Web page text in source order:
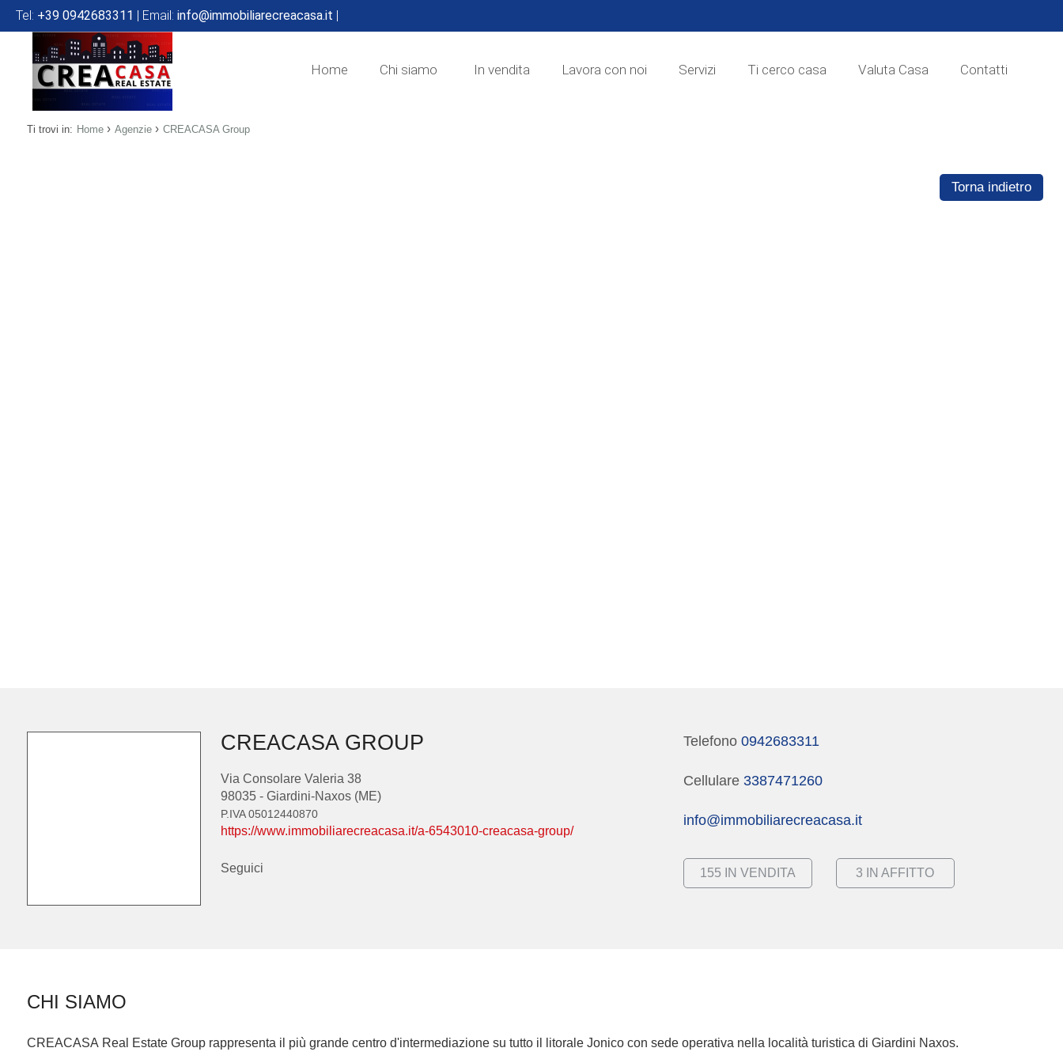
Home Chi siamo In vendita Lavora con noi Servizi Ti cerco casa Valuta Casa Contatti
Tel: +39 0942683311 | Email: info@immobiliarecreacasa.it |
Ti trovi in: Home › Agenzie › CREACASA Group
Torna indietro
CREACASA GROUP
Via Consolare Valeria 38
98035 - Giardini-Naxos (ME)
P.IVA 05012440870
https://www.immobiliarecreacasa.it/a-6543010-creacasa-group/
Seguici
Telefono 0942683311
Cellulare 3387471260
info@immobiliarecreacasa.it
155 IN VENDITA 3 IN AFFITTO
CHI SIAMO
CREACASA Real Estate Grouprappresenta il più grande centro d'intermediazione su tutto il litorale Jonico con sede operativa nella località turistica di Giardini Naxos.